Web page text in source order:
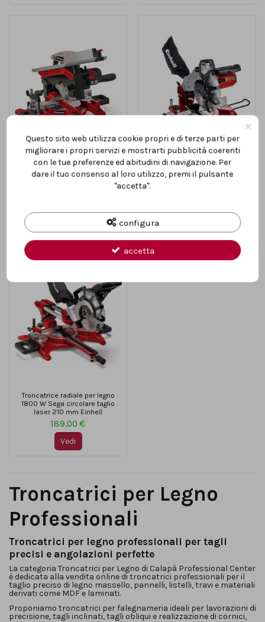
Troncatrice per legno con piano
superiore Einhell Te ms 216
Vedi
Troncatrice per legno laminati e
plastiche Einhell Potenza
1600W 0-45° lama Ø250 x 30...
Vedi
Troncatrice radiale per legno
1800 W Sega circolare taglio
laser 210 mm Einhell
189,00 €
Vedi
Troncatrici per Legno
Professionali
Troncatrici per legno professionali per tagli
precisi e angolazioni perfette
La categoria Troncatrici per Legno di Calapà Professional Center
è dedicata alla vendita online di troncatrici professionali per il
taglio preciso di legno massello, pannelli, listelli, travi e materiali
derivati come MDF e laminati.
Proponiamo troncatrici per falegnameria ideali per lavorazioni di
precisione, tagli inclinati, tagli obliqui e realizzazione di cornici,
×
Questo sito web utilizza cookie propri e di terze parti per
migliorare i propri servizi e mostrarti pubblicità coerenti
con le tue preferenze ed abitudini di navigazione. Per
dare il tuo consenso al loro utilizzo, premi il pulsante
"accetta".
configura
accetta